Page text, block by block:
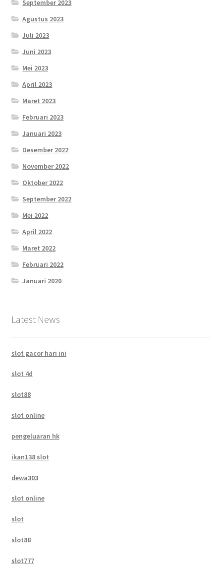
September 2023
Agustus 2023
Juli 2023
Juni 2023
Mei 2023
April 2023
Maret 2023
Februari 2023
Januari 2023
Desember 2022
November 2022
Oktober 2022
September 2022
Mei 2022
April 2022
Maret 2022
Februari 2022
Januari 2020
Latest News
slot gacor hari ini
slot 4d
slot88
slot online
pengeluaran hk
ikan138 slot
dewa303
slot online
slot
slot88
slot777